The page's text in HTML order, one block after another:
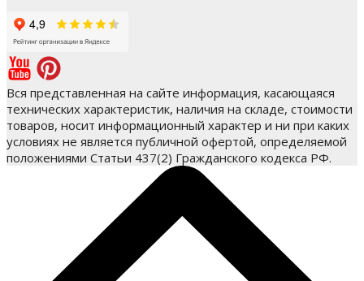
Вся представленная на сайте информация, касающаяся
технических характеристик, наличия на складе, стоимости
товаров, носит информационный характер и ни при каких
условиях не является публичной офертой, определяемой
положениями Статьи 437(2) Гражданского кодекса РФ.